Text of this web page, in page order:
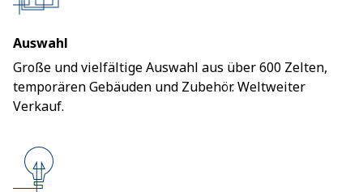
Auswahl
Große und vielfältige Auswahl aus über 600 Zelten,
temporären Gebäuden und Zubehör. Weltweiter
Verkauf.